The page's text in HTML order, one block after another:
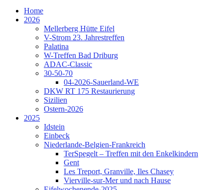
Home
2026
Mellerberg Hütte Eifel
V-Strom 23. Jahrestreffen
Palatina
W-Treffen Bad Driburg
ADAC-Classic
30-50-70
04-2026-Sauerland-WE
DKW RT 175 Restaurierung
Sizilien
Ostern-2026
2025
Idstein
Einbeck
Niederlande-Belgien-Frankreich
TerSpegelt – Treffen mit den Enkelkindern
Gent
Les Treport, Granville, Iles Chasey
Vierville-sur-Mer und nach Hause